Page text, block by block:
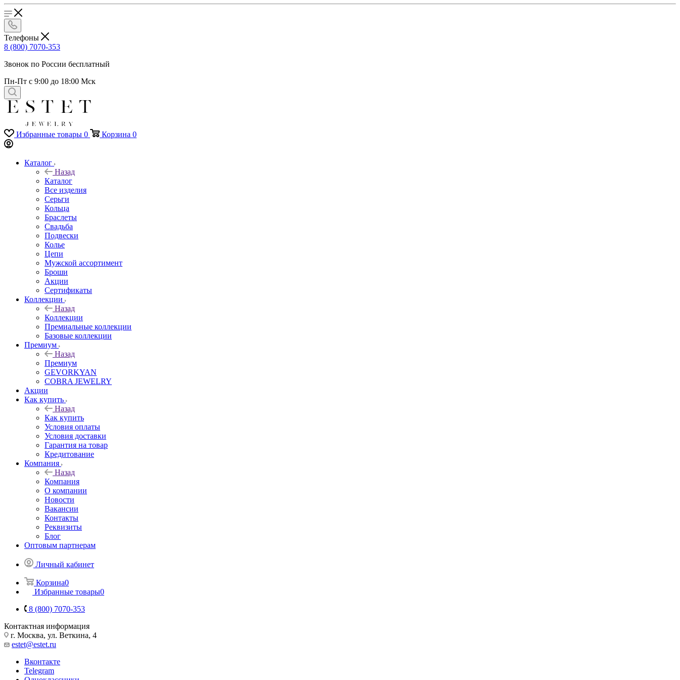
Телефоны
8 (800) 7070-353
Звонок по России бесплатный
Пн-Пт с 9:00 до 18:00 Мск
Избранные товары 0 Корзина 0
Каталог
Назад
Каталог
Все изделия
Серьги
Кольца
Браслеты
Свадьба
Подвески
Колье
Цепи
Мужской ассортимент
Броши
Акции
Сертификаты
Коллекции
Назад
Коллекции
Премиальные коллекции
Базовые коллекции
Премиум
Назад
Премиум
GEVORKYAN
COBRA JEWELRY
Акции
Как купить
Назад
Как купить
Условия оплаты
Условия доставки
Гарантия на товар
Кредитование
Компания
Назад
Компания
О компании
Новости
Вакансии
Контакты
Реквизиты
Блог
Оптовым партнерам
Личный кабинет
Корзина0
Избранные товары0
8 (800) 7070-353
Контактная информация
г. Москва, ул. Веткина, 4
estet@estet.ru
Вконтакте
Telegram